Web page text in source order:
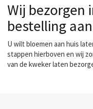
Wij bezorgen
bestelling
U wilt bloemen aan huis
stappen hierboven en wij
van de kweker laten